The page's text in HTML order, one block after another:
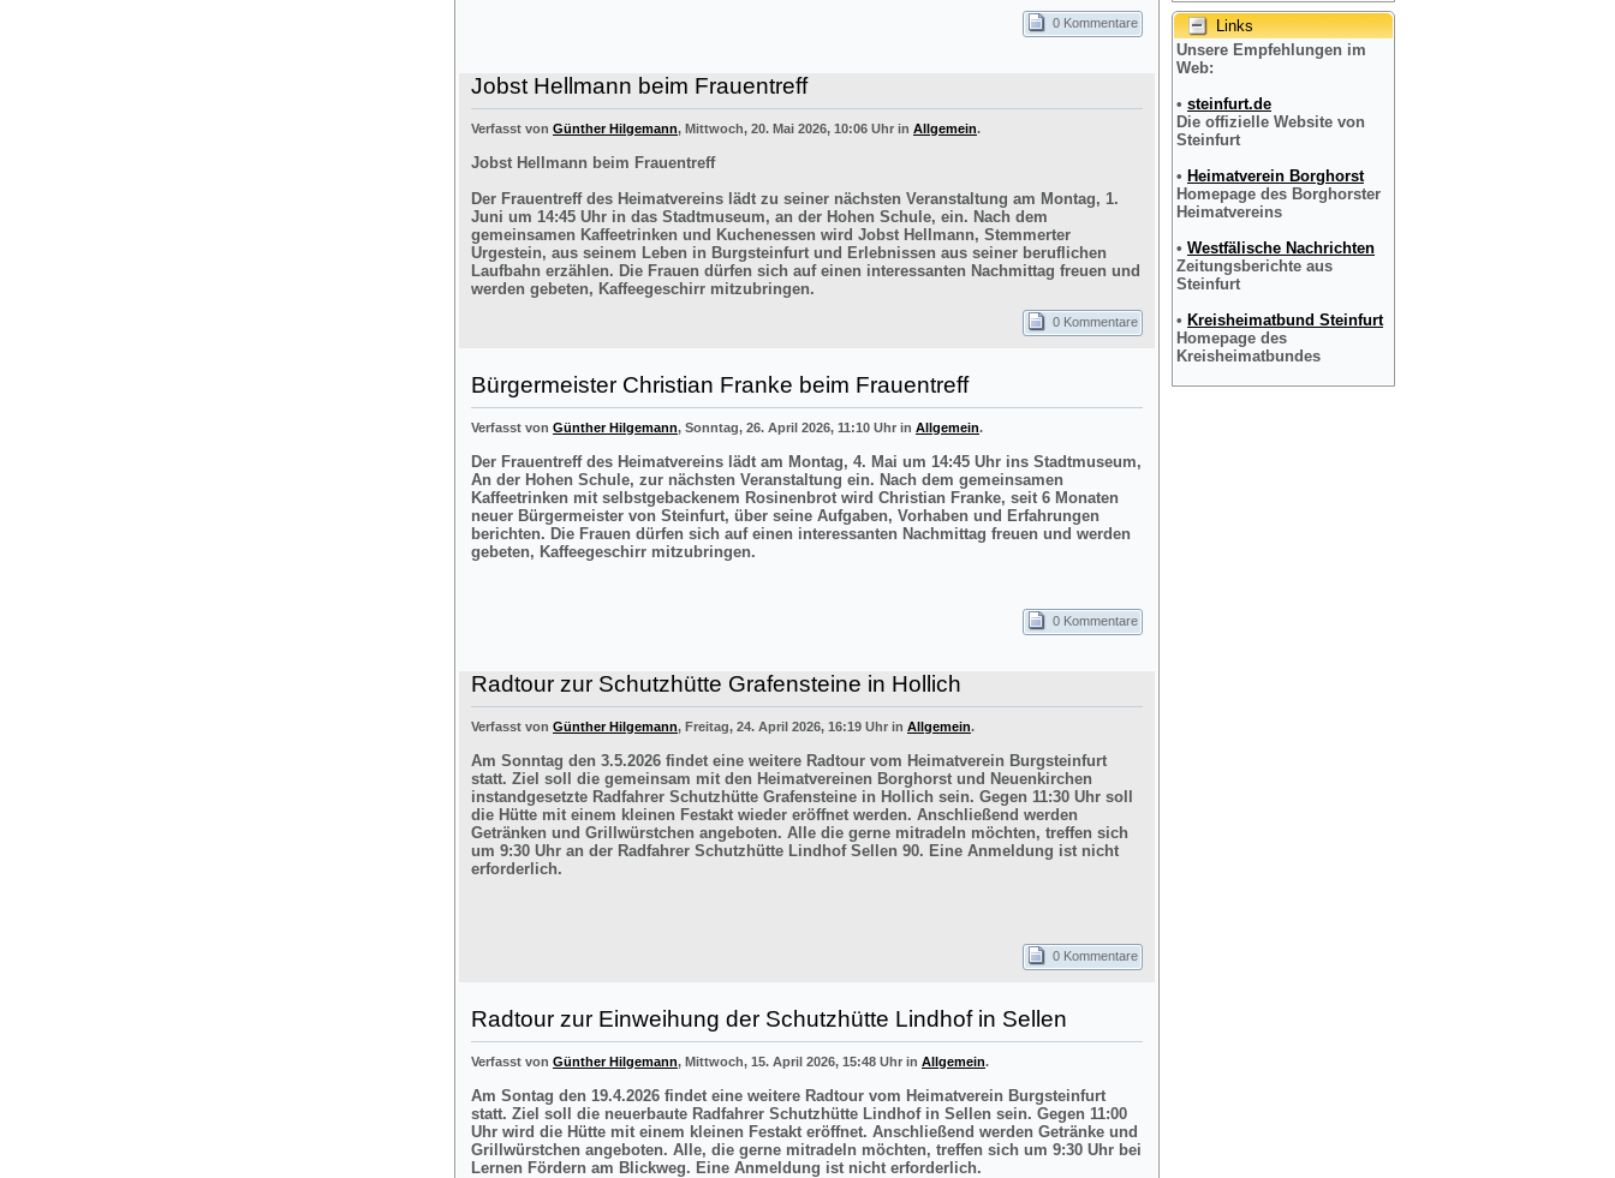
0 Kommentare
Jobst Hellmann beim Frauentreff
Verfasst von Günther Hilgemann, Mittwoch, 20. Mai 2026, 10:06 Uhr in Allgemein.
Jobst Hellmann beim Frauentreff
Der Frauentreff des Heimatvereins lädt zu seiner nächsten Veranstaltung am Montag, 1.
Juni um 14:45 Uhr in das Stadtmuseum, an der Hohen Schule, ein. Nach dem
gemeinsamen Kaffeetrinken und Kuchenessen wird Jobst Hellmann, Stemmerter
Urgestein, aus seinem Leben in Burgsteinfurt und Erlebnissen aus seiner beruflichen
Laufbahn erzählen. Die Frauen dürfen sich auf einen interessanten Nachmittag freuen und
werden gebeten, Kaffeegeschirr mitzubringen.
0 Kommentare
Bürgermeister Christian Franke beim Frauentreff
Verfasst von Günther Hilgemann, Sonntag, 26. April 2026, 11:10 Uhr in Allgemein.
Der Frauentreff des Heimatvereins lädt am Montag, 4. Mai um 14:45 Uhr ins Stadtmuseum,
An der Hohen Schule, zur nächsten Veranstaltung ein. Nach dem gemeinsamen
Kaffeetrinken mit selbstgebackenem Rosinenbrot wird Christian Franke, seit 6 Monaten
neuer Bürgermeister von Steinfurt, über seine Aufgaben, Vorhaben und Erfahrungen
berichten. Die Frauen dürfen sich auf einen interessanten Nachmittag freuen und werden
gebeten, Kaffeegeschirr mitzubringen.
0 Kommentare
Radtour zur Schutzhütte Grafensteine in Hollich
Verfasst von Günther Hilgemann, Freitag, 24. April 2026, 16:19 Uhr in Allgemein.
Am Sonntag den 3.5.2026 findet eine weitere Radtour vom Heimatverein Burgsteinfurt
statt. Ziel soll die gemeinsam mit den Heimatvereinen Borghorst und Neuenkirchen
instandgesetzte Radfahrer Schutzhütte Grafensteine in Hollich sein. Gegen 11:30 Uhr soll
die Hütte mit einem kleinen Festakt wieder eröffnet werden. Anschließend werden
Getränken und Grillwürstchen angeboten. Alle die gerne mitradeln möchten, treffen sich
um 9:30 Uhr an der Radfahrer Schutzhütte Lindhof Sellen 90. Eine Anmeldung ist nicht
erforderlich.
0 Kommentare
Radtour zur Einweihung der Schutzhütte Lindhof in Sellen
Verfasst von Günther Hilgemann, Mittwoch, 15. April 2026, 15:48 Uhr in Allgemein.
Am Sontag den 19.4.2026 findet eine weitere Radtour vom Heimatverein Burgsteinfurt
statt. Ziel soll die neuerbaute Radfahrer Schutzhütte Lindhof in Sellen sein. Gegen 11:00
Uhr wird die Hütte mit einem kleinen Festakt eröffnet. Anschließend werden Getränke und
Grillwürstchen angeboten. Alle, die gerne mitradeln möchten, treffen sich um 9:30 Uhr bei
Lernen Fördern am Blickweg. Eine Anmeldung ist nicht erforderlich.
Links
Unsere Empfehlungen im
Web:
• steinfurt.de
Die offizielle Website von
Steinfurt
• Heimatverein Borghorst
Homepage des Borghorster
Heimatvereins
• Westfälische Nachrichten
Zeitungsberichte aus
Steinfurt
• Kreisheimatbund Steinfurt
Homepage des
Kreisheimatbundes